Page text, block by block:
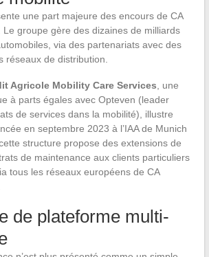
une part majeure des encours de CA
groupe gère des dizaines de milliards
via des partenariats avec des
réseaux de distribution.
Agricole Mobility Care Services , une
à parts égales avec Opteven (leader
de services dans la mobilité), illustre
en septembre 2023 à l’IAA de Munich
structure propose des extensions de
de maintenance aux clients particuliers
tous les réseaux européens de CA
de plateforme multi-